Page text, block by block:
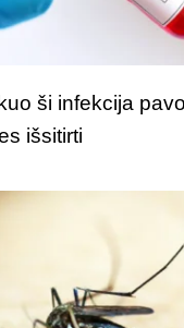
ši infekcija
išsitirti